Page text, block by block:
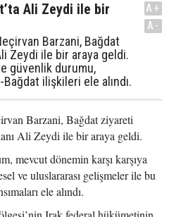
Ali Zeydi ile bir
Barzani, Bağdat
Zeydi ile bir araya geldi.
güvenlik durumu,
ilişkileri ele alındı.
A+
A-
Barzani, Bağdat ziyareti
Ali Zeydi ile bir araya geldi.
mevcut dönemin karşı karşıya
ve uluslararası gelişmeler ile bu
ele alındı.